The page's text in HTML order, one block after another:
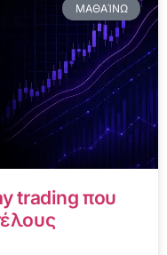
ΜΑΘΑΊΝΩ
trading που